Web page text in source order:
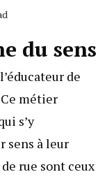
du sens
de
métier
s’y
sens à leur
rue sont ceux